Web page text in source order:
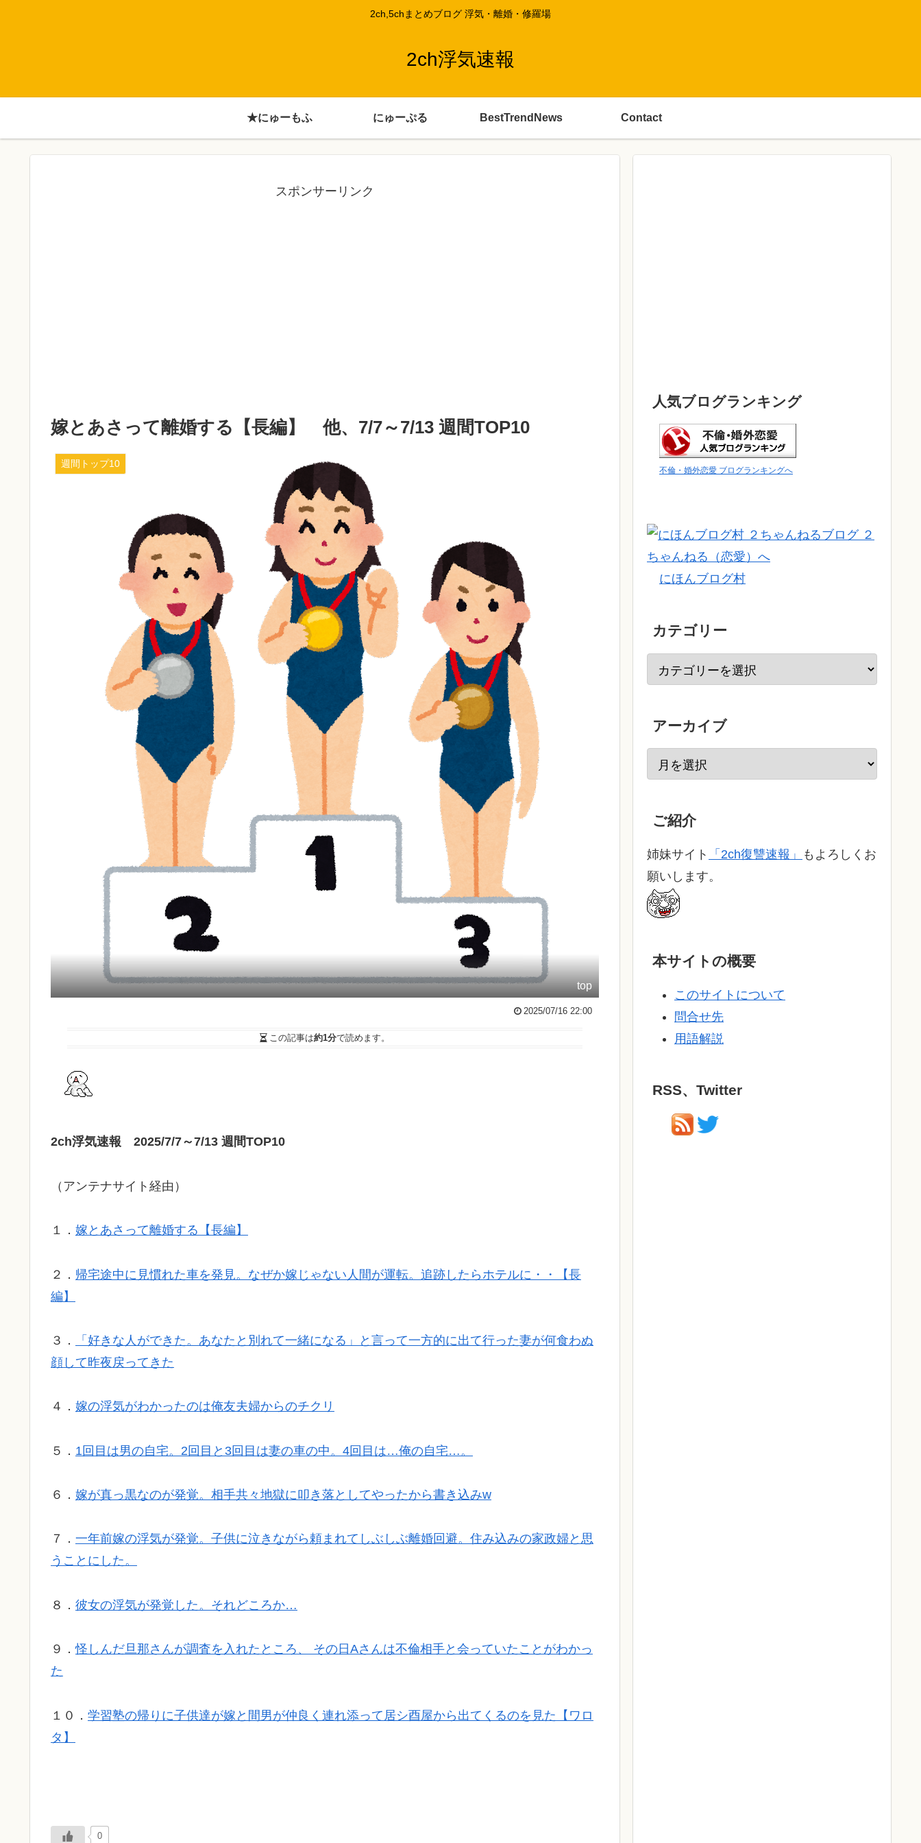
2ch,5chまとめブログ 浮気・離婚・修羅場
2ch浮気速報
★にゅーもふ にゅーぷる BestTrendNews Contact
スポンサーリンク
嫁とあさって離婚する【長編】 他、7/7～7/13 週間TOP10
週間トップ10
top
2025/07/16 22:00
この記事は約1分で読めます。
2ch浮気速報 2025/7/7～7/13 週間TOP10
（アンテナサイト経由）
１． 嫁とあさって離婚する【長編】
２． 帰宅途中に見慣れた車を発見。なぜか嫁じゃない人間が運転。追跡したらホテルに・・【長
編】
３．
「好きな人ができた。あなたと別れて一緒になる」と言って一方的に出て行った妻が何食わぬ
顔して昨夜戻ってきた
４． 嫁の浮気がわかったのは俺友夫婦からのチクリ
５． 1回目は男の自宅。2回目と3回目は妻の車の中。4回目は…俺の自宅…。
６． 嫁が真っ黒なのが発覚。相手共々地獄に叩き落としてやったから書き込みw
７． 一年前嫁の浮気が発覚。子供に泣きながら頼まれてしぶしぶ離婚回避。住み込みの家政婦と思
うことにした。
８． 彼女の浮気が発覚した。それどころか…
９．怪しんだ旦那さんが調査を入れたところ、 その日Aさんは不倫相手と会っていたことがわかっ
た
１０． 学習塾の帰りに子供達が嫁と間男が仲良く連れ添って居シ酉屋から出てくるのを見た【ワロ
タ】
0
人気ブログランキング
不倫・婚外恋愛 ブログランキングへ
にほんブログ村
カテゴリー
アーカイブ
ご紹介
姉妹サイト 「2ch復讐速報」
もよろしくお
願いします。
本サイトの概要
このサイトについて
問合せ先
用語解説
RSS、Twitter